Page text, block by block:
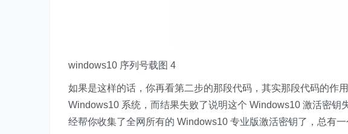
windows10 序列号载图 4
如果是这样的话，你再看第二步的那段代码，其实那段代码的作
Windows10 系统，而结果失败了说明这个 Windows10 激活密钥
经帮你收集了全网所有的 Windows10 专业版激活密钥了，总有